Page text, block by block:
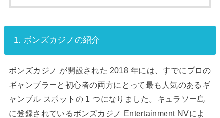
1. ボンズカジノの紹介
ボンズカジノ が開設された 2018 年には、すでにプロの
ギャンブラーと初心者の両方にとって最も人気のあるギ
ャンブル スポットの 1 つになりました。キュラソー島
に登録されているボンズカジノ Entertainment NVによ